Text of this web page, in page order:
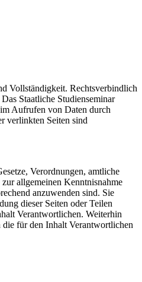
Vollständigkeit. Rechtsverbindlich
Staatliche Studienseminar
Aufrufen von Daten durch
verlinkten Seiten sind
Verordnungen, amtliche
allgemeinen Kenntnisnahme
anzuwenden sind. Sie
dieser Seiten oder Teilen
Verantwortlichen. Weiterhin
für den Inhalt Verantwortlichen